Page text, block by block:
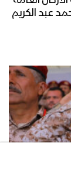
عبد الكريم